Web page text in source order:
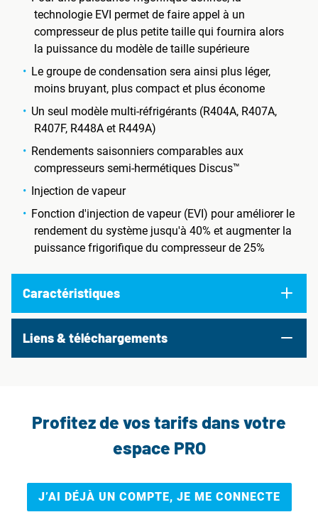
technologie EVI permet de faire appel à un
compresseur de plus petite taille qui fournira alors
la puissance du modèle de taille supérieure
Le groupe de condensation sera ainsi plus léger,
moins bruyant, plus compact et plus économe
Un seul modèle multi-réfrigérants (R404A, R407A,
R407F, R448A et R449A)
Rendements saisonniers comparables aux
compresseurs semi-hermétiques Discus™
Injection de vapeur
Fonction d'injection de vapeur (EVI) pour améliorer le
rendement du système jusqu'à 40% et augmenter la
puissance frigorifique du compresseur de 25%
Caractéristiques
Liens & téléchargements
Profitez de vos tarifs dans votre
espace PRO
J’AI DÉJÀ UN COMPTE, JE ME CONNECTE